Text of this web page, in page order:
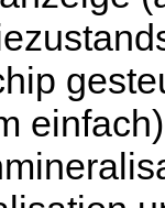
einfach)